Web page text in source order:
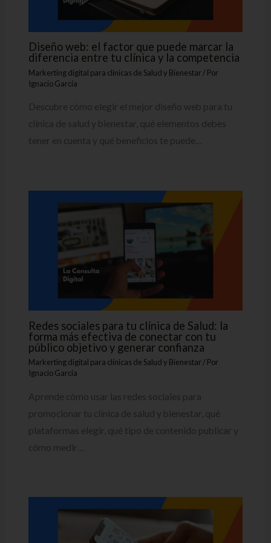
Diseño web: el factor que puede marcar la
diferencia entre tu clínica y la competencia
Markerting digital para clínicas de Salud y Bienestar/ Por
Ignacio García
Descubre cómo elegir el mejor diseño web para tu
clínica de salud y bienestar, qué elementos debes
tener en cuenta y qué beneficios te puede…
Redes sociales para tu clínica de Salud: la
forma más efectiva de conectar con tu
público objetivo y generar confianza
Markerting digital para clínicas de Salud y Bienestar/ Por
Ignacio García
Aprende cómo usar las redes sociales para
promocionar tu clínica de salud y bienestar, qué
plataformas elegir, qué tipo de contenido publicar y
cómo medir…